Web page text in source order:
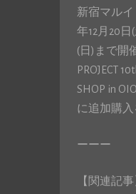
新宿マルイ
年12月20日
(日)まで開
PROJECT
SHOP in
に追加購入
ーーー
【関連記事